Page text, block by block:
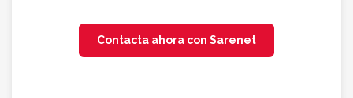
Contacta ahora con Sarenet